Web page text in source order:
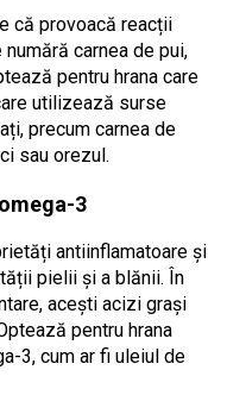
că provoacă reacții
carnea de pui,
pentru hrana care
utilizează surse
precum carnea de
sau orezul.
3
antiinflamatoare și
pielii și a blănii. În
acești acizi grași
pentru hrana
3, cum ar fi uleiul de